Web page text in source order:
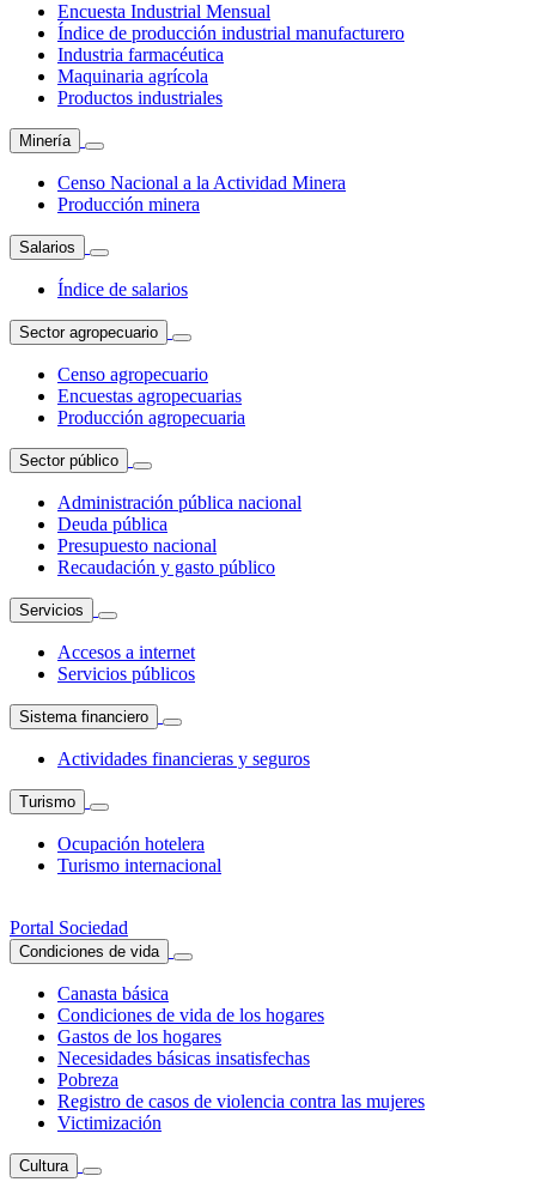
Encuesta Industrial Mensual
Índice de producción industrial manufacturero
Industria farmacéutica
Maquinaria agrícola
Productos industriales
Minería
Censo Nacional a la Actividad Minera
Producción minera
Salarios
Índice de salarios
Sector agropecuario
Censo agropecuario
Encuestas agropecuarias
Producción agropecuaria
Sector público
Administración pública nacional
Deuda pública
Presupuesto nacional
Recaudación y gasto público
Servicios
Accesos a internet
Servicios públicos
Sistema financiero
Actividades financieras y seguros
Turismo
Ocupación hotelera
Turismo internacional
Portal Sociedad
Condiciones de vida
Canasta básica
Condiciones de vida de los hogares
Gastos de los hogares
Necesidades básicas insatisfechas
Pobreza
Registro de casos de violencia contra las mujeres
Victimización
Cultura